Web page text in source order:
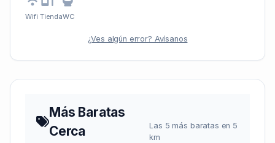
Wifi TiendaWC
¿Ves algún error? Avísanos
Más Baratas
Cerca
Las 5 más baratas en 5
km